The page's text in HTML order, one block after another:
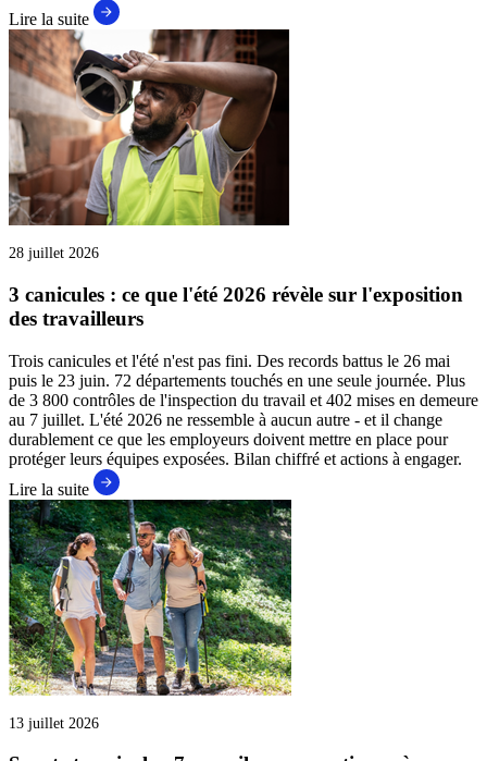
Lire la suite
28 juillet 2026
3 canicules : ce que l'été 2026 révèle sur l'exposition
des travailleurs
Trois canicules et l'été n'est pas fini. Des records battus le 26 mai
puis le 23 juin. 72 départements touchés en une seule journée. Plus
de 3 800 contrôles de l'inspection du travail et 402 mises en demeure
au 7 juillet. L'été 2026 ne ressemble à aucun autre - et il change
durablement ce que les employeurs doivent mettre en place pour
protéger leurs équipes exposées. Bilan chiffré et actions à engager.
Lire la suite
13 juillet 2026